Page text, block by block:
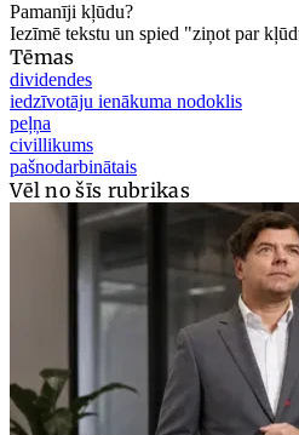
Pamanīji kļūdu?
Iezīmē tekstu un spied "ziņot par
Tēmas
dividendes
iedzīvotāju ienākuma nodoklis
peļņa
civillikums
pašnodarbinātais
Vēl no šīs rubrikas